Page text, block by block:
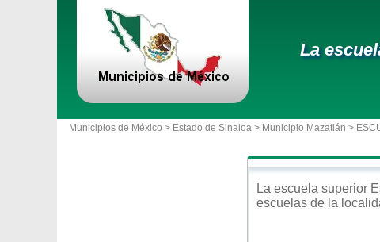
La
Municipios de México > Estado de Sinaloa > Municipio Mazatlán >
La escuela superior
escuelas de la